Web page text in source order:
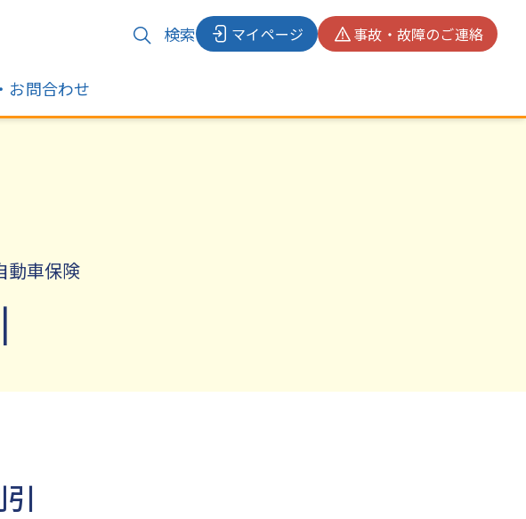
検索 マイページ 事故・故障のご連絡
お問合わせ
動車保険